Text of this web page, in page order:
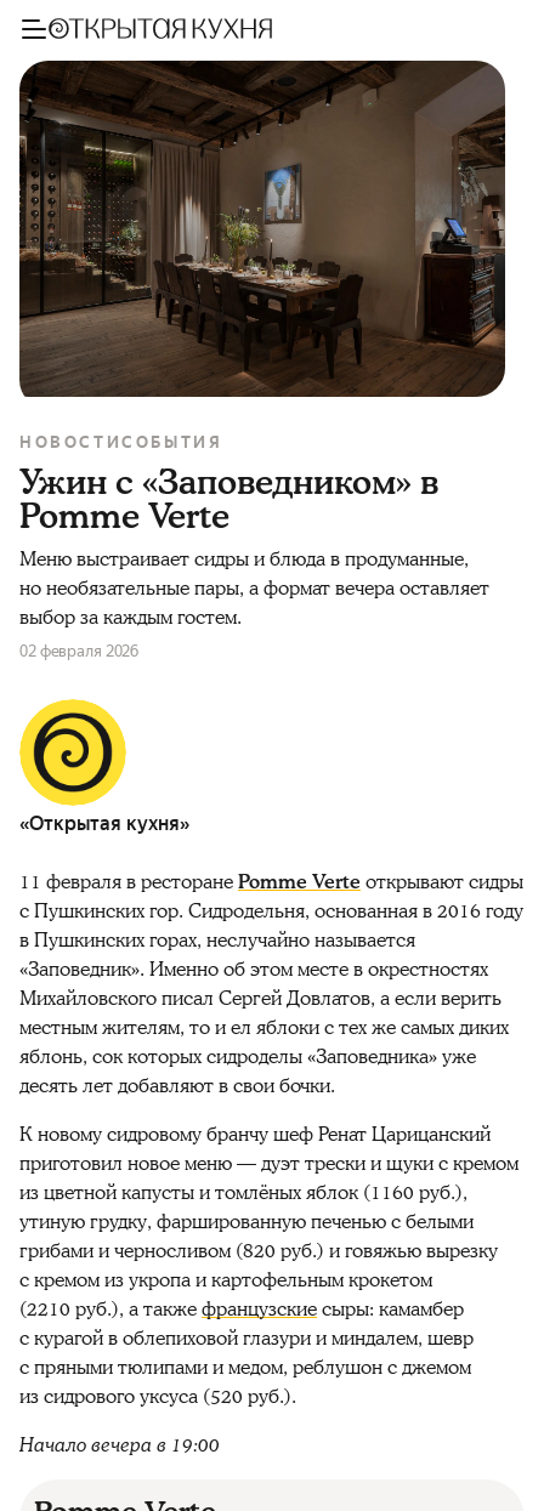
НОВОСТИСОБЫТИЯ
Ужин с «Заповедником» в
Pomme Verte
Меню выстраивает сидры и блюда в продуманные,
но необязательные пары, а формат вечера оставляет
выбор за каждым гостем.
02 февраля 2026
«Открытая кухня»
11 февраля в ресторанеPomme Verteоткрывают сидры
с Пушкинских гор. Сидродельня, основанная в 2016 году
в Пушкинских горах, неслучайно называется
«Заповедник». Именно об этом месте в окрестностях
Михайловского писал Сергей Довлатов, а если верить
местным жителям, то и ел яблоки с тех же самых диких
яблонь, сок которых сидроделы «Заповедника» уже
десять лет добавляют в свои бочки.
К новому сидровому бранчу шеф Ренат Царицанский
приготовил новое меню — дуэт трески и щуки с кремом
из цветной капусты и томлёных яблок (1160 руб.),
утиную грудку, фаршированную печенью с белыми
грибами и черносливом (820 руб.) и говяжью вырезку
с кремом из укропа и картофельным крокетом
(2210 руб.), а такжефранцузскиесыры: камамбер
с курагой в облепиховой глазури и миндалем, шевр
с пряными тюлипами и медом, реблушон с джемом
из сидрового уксуса (520 руб.).
Начало вечера в 19:00